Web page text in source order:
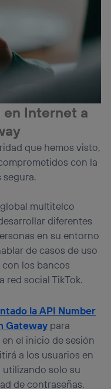
Internet a
que hemos visto,
con la
multitelco
diferentes
en su entorno
de casos de uso
los bancos
red social TikTok.
la API Number
Gateway para
el inicio de sesión
a los usuarios en
utilizando solo su
de contraseñas.